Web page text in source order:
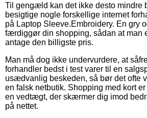
Til gengæld kan det ikke desto mindre
besigtige nogle forskellige internet
på Laptop Sleeve.Embroidery. En gry
færdiggør din shopping, sådan at man
antage den billigste pris.
Man må dog ikke undervurdere, at
forhandler bedst i test varer til en
usædvanlig beskeden, så bør det ofte
en falsk netbutik. Shopping med kort
en vedtægt, der skærmer dig imod
på nettet.